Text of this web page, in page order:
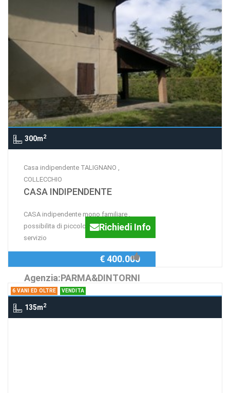
300m2
Casa indipendente TALIGNANO ,
COLLECCHIO
CASA INDIPENDENTE
CASA indipendente mono familiare ,
possibilita di piccolo appartamento di
servizio
Richiedi Info
Agenzia:PARMA&DINTORNI
€ 400.000
6 VANI ED OLTRE VENDITA
135m2